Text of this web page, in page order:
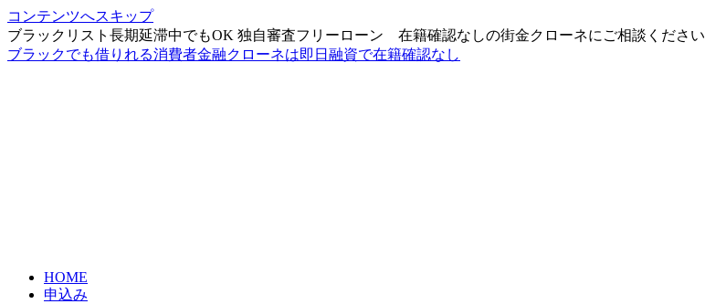
コンテンツへスキップ
ブラックリスト長期延滞中でもOK 独自審査フリーローン 在籍確認なしの街金クローネにご相談ください
ブラックでも借りれる消費者金融クローネは即日融資で在籍確認なし
HOME
申込み